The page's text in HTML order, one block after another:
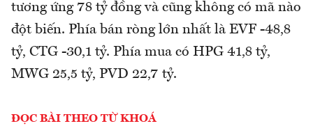
tương ứng 78 tỷ đồng và cũng không có mã nào
đột biến. Phía bán ròng lớn nhất là EVF -48,8
tỷ, CTG -30,1 tỷ. Phía mua có HPG 41,8 tỷ,
MWG 25,5 tỷ, PVD 22,7 tỷ.
ĐỌC BÀI THEO TỪ KHOÁ